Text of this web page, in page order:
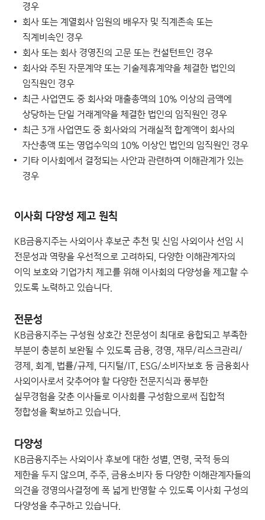
경우
회사 또는 계열회사 임원의 배우자 및 직계존속 또는
직계비속인 경우
회사 또는 회사 경영진의 고문 또는 컨설턴트인 경우
회사와 주된 자문계약 또는 기술제휴계약을 체결한 법인의
임직원인 경우
최근 사업연도 중 회사와 매출총액의 10% 이상의 금액에
상당하는 단일 거래계약을 체결한 법인의 임직원인 경우
최근 3개 사업연도 중 회사와의 거래실적 합계액이 회사의
자산총액 또는 영업수익의 10% 이상인 법인의 임직원인 경우
기타 이사회에서 결정되는 사안과 관련하여 이해관계가 있는
경우
이사회 다양성 제고 원칙
KB금융지주는 사외이사 후보군 추천 및 신임 사외이사 선임 시
전문성과 역량을 우선적으로 고려하되, 다양한 이해관계자의
이익 보호와 기업가치 제고를 위해 이사회의 다양성을 제고할 수
있도록 노력하고 있습니다.
전문성
KB금융지주는 구성원 상호간 전문성이 최대로 융합되고 부족한
부분이 충분히 보완될 수 있도록 금융, 경영, 재무/리스크관리/
경제, 회계, 법률/규제, 디지털/IT, ESG/소비자보호 등 금융회사
사외이사로서 갖추어야 할 다양한 전문지식과 풍부한
실무경험을 갖춘 이사들로 이사회를 구성함으로써 집합적
정합성을 확보하고 있습니다.
다양성
KB금융지주는 사외이사 후보에 대한 성별, 연령, 국적 등의
제한을 두지 않으며, 주주, 금융소비자 등 다양한 이해관계자들의
의견을 경영의사결정에 폭 넓게 반영할 수 있도록 이사회 구성의
다양성을 추구하고 있습니다.